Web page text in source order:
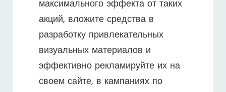
максимального эффекта от таких
акций, вложите средства в
разработку привлекательных
визуальных материалов и
эффективно рекламируйте их на
своем сайте, в кампаниях по